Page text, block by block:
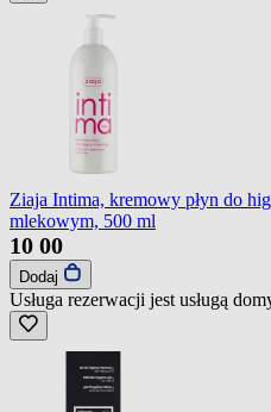
Ziaja Intima, kremowy płyn do
mlekowym, 500 ml
10 00
Dodaj
Usługa rezerwacji jest usługą